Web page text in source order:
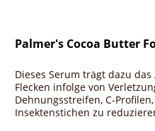
Palmer's Cocoa Butter
Dieses Serum trägt dazu
Flecken infolge von
Dehnungsstreifen, C-
Insektenstichen zu